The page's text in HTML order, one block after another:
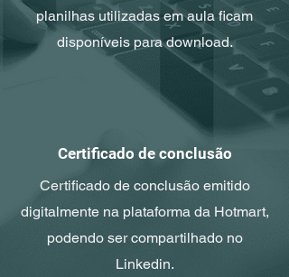
planilhas utilizadas em aula ficam
disponíveis para download.
Certificado de conclusão
Certificado de conclusão emitido
digitalmente na plataforma da Hotmart,
podendo ser compartilhado no
Linkedin.